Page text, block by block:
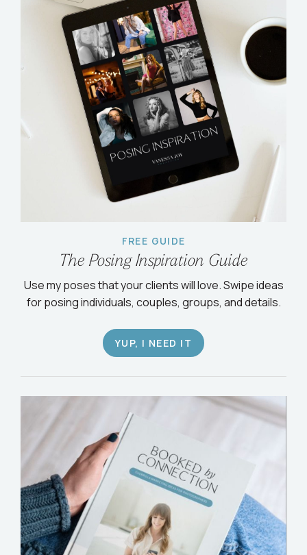
FREE GUIDE
The Posing Inspiration Guide
Use my poses that your clients will love. Swipe ideas
for posing individuals, couples, groups, and details.
YUP, I NEED IT